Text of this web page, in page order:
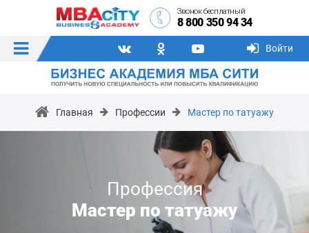
Звонок бесплатный
8 800 350 94 34
Войти
Главная Профессии Мастер по татуажу
Профессия
Мастер по татуажу